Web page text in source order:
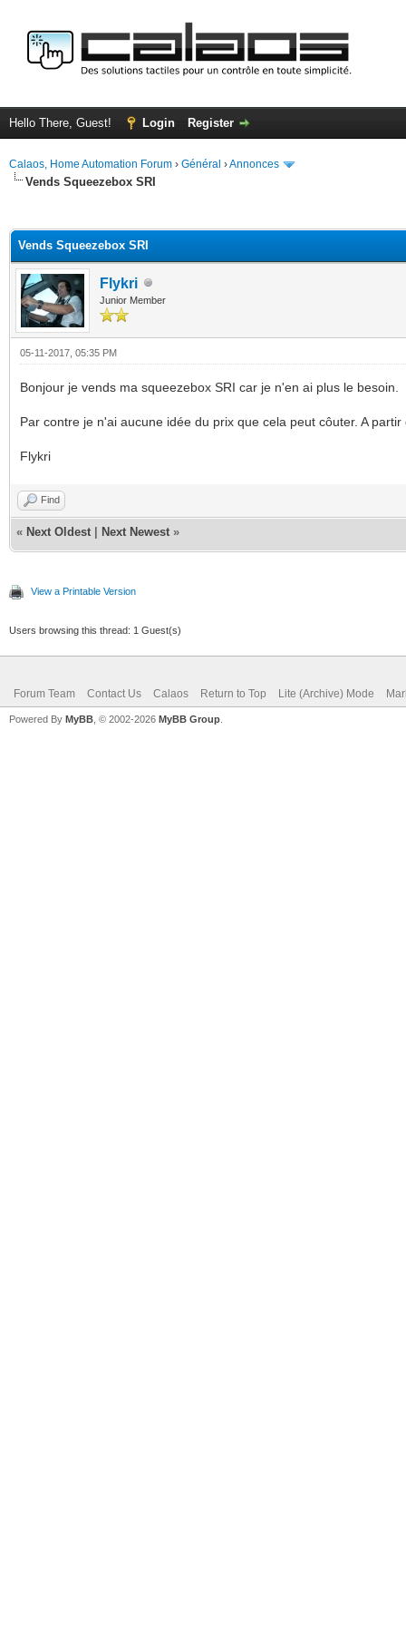
Hello There, Guest! Login Register
Calaos, Home Automation Forum › Général ›Annonces
Vends Squeezebox SRI
Vends Squeezebox SRI
Flykri
Junior Member
05-11-2017, 05:35 PM
Bonjour je vends ma squeezebox SRI car je n'en ai plus le besoin.
Par contre je n'ai aucune idée du prix que cela peut côuter. A
Flykri
Find
« Next Oldest Next Newest »
View a Printable Version
Users browsing this thread: 1 Guest(s)
Forum Team Contact Us Calaos Return to Top Lite (Archive) Mode
Powered By MyBB , © 2002-2026 MyBB Group